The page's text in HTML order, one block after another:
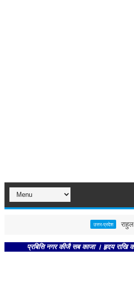
उत्तर-प्रदेश राहुल गांधी
प्रबिसि नगर कीजै सब काजा । हृदय राखि